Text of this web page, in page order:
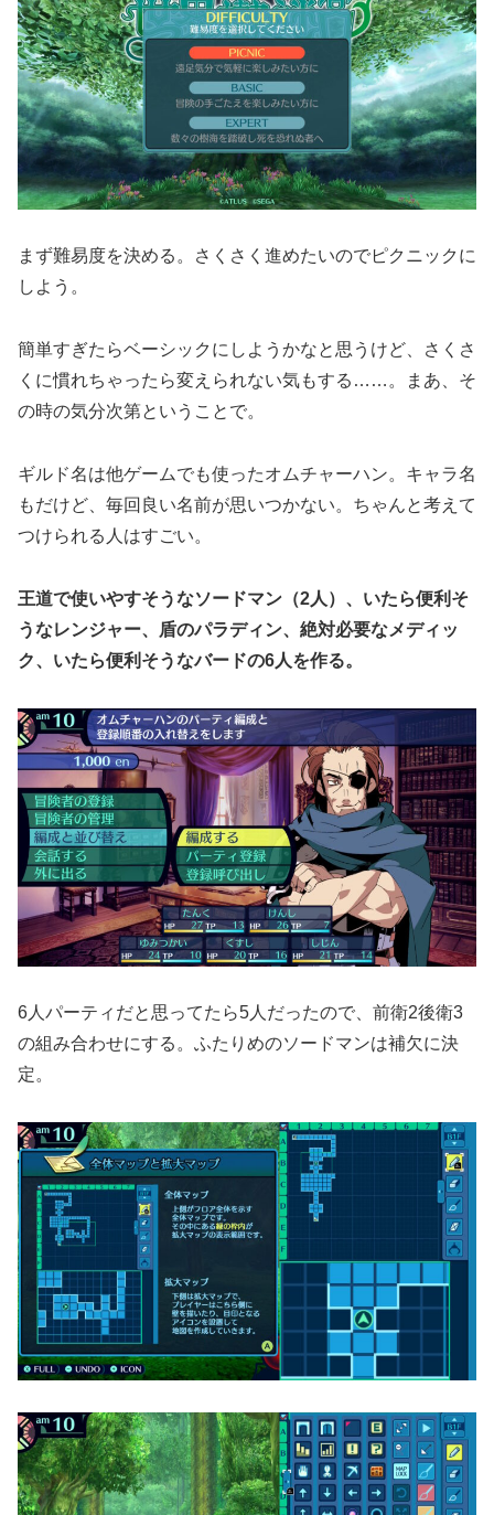
まず難易度を決める。さくさく進めたいのでピクニックに
しよう。
簡単すぎたらベーシックにしようかなと思うけど、さくさ
くに慣れちゃったら変えられない気もする……。まあ、そ
の時の気分次第ということで。
ギルド名は他ゲームでも使ったオムチャーハン。キャラ名
もだけど、毎回良い名前が思いつかない。ちゃんと考えて
つけられる人はすごい。
王道で使いやすそうなソードマン（2人）、いたら便利そ
うなレンジャー、盾のパラディン、絶対必要なメディッ
ク、いたら便利そうなバードの6人を作る。
6人パーティだと思ってたら5人だったので、前衛2後衛3
の組み合わせにする。ふたりめのソードマンは補欠に決
定。